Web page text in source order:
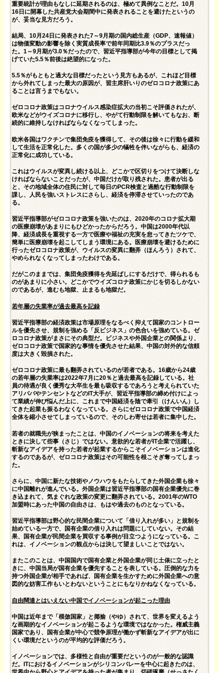
重要統計が理由もなしに延期されるのは、極めて異例なことだ。10月
16日に開幕した共産党大会期間中に発表されることを避けたというの
が、妥当な見方だろう。
結局、10月24日に発表された7～9月期の国内総生産（GDP、速報値）
は物価変動の影響を除く実質成長率で前年同期比3.9％のプラスだっ
た。1～9月期が3.0％だったので、習近平指導部が今年の目標として掲
げていた5.5％前後は絶望的になった。
5.5％がもともと過大な目標だったという見方もあるが、これほど目標
から外れてしまった最大の原因が、習主席肝いりのゼロコロナ政策にあ
ることは言うまでもない。
ゼロコロナ政策はコロナウイルス感染症拡大の当初こそ評価されたが、
欧米などがウイズコロナに移行し、やがて行動制限を解いてもなお、断
続的に維持しなければならなくなってしまった。
欧米各国はワクチンで集団免疫を獲得して、その後は徐々に行動を緩和
して生活を正常化した。多くの国が多少の犠牲を伴いながらも、経済の
正常化に成功している。
これはウイルスが変異し続ける以上、どこかで区切りをつけて決断しな
ければならないことだったが、中国だけが取り残された。患者が出る
と、その地域全体の住民に対して毎日のPCR検査と過酷な行動制限を
課し、人民を強いストレスにさらし、経済を停滞させていったのであ
る。
習近平指導部がゼロコロナ政策を強いたのは、2020年のコロナ拡大期
の医療崩壊があまりにもひどかったからだろう。中国は2000年代以
降、経済成長を重視する一方で医療や福祉の充実を怠ってきたツケで、
簡単に医療崩壊を起こしてしまう環境にある。医療崩壊を避けるために
行ったゼロコロナ政策が、ウイルスの変異に翻弄（ほんろう）されて、
やめられなくなってしまったわけである。
だがこのままでは、集団免疫獲得を先延ばしにするだけで、得られるも
のがあまりに小さい。どこかでウイズコロナ政策にかじを切るしかない
のであるが、進むも地獄、止まるも地獄だ。
若年層の失業率が過去最高を記録
習近平指導部の経済政策は市場原理をなるべく抑えて国家のコントロー
ルを優先させ、規制を強める「反ビジネス」の色合いを強めている。ゼ
ロコロナ政策がまさにその典型だ。ビジネスや外国企業との関係より、
ゼロコロナ政策で国家的な事情を優先させた結果、中国の対外的な信頼
度は大きく毀損された。
ゼロコロナ政策に最も翻弄されているのが若者である。16歳から24歳
の若年層の失業率は2022年7月に20％と過去最高を記録している。社
員の待遇が良く優秀な大卒生を最も吸収するであろうと考えられていた
アリババやテンセントなどのIT大手が、習近平指導部の締め付けによっ
て業績が伸び悩んだ上に、これまで中国経済を陰で牽引（けんいん）し
てきた起業も振るわなくなっている。さらにゼロコロナ政策で中国経済
全体を縮小させてしまっているので、そのしわ寄せは若者に集中した。
若者の就職先が狭まったことは、中国のイノベーションの将来を考えた
ときに決して些事（さじ）ではない。意欲的な若者がIT企業で活躍し、
斬新なアイデアを持った若者が起業するからこそイノベーションは進化
するのであるが、ゼロコロナ政策はその可能性を根こそぎ奪ってしまっ
た。
さらに、中国に新たな技術やノウハウをもたらしてきた外国企業も徐々
に中国離れが進んでいる。外国企業は習近平指導部の国有企業優先に巻
き込まれて、気まぐれな政策の変更に翻弄されている。2001年のWTO
加盟時にあった中国の自由さは、もはや過去のものとなっている。
習近平指導部は野心的な民間企業について「借り入れが多い」と規制を
始めている一方で、国有企業の借り入れは問題にしていない。その結
果、国有企業が民間企業を買収する事例が目立つようになっている。こ
れは、イノベーションの観点からは決して望ましいことではない。
またこのことは、中国国内で国有企業と外国企業が同じ土俵に立ったと
きに、中国当局が国有企業を優先することを表している。圧倒的な力を
持つ外国企業が相手であれば、国有企業を生かすために外国企業への意
図的な妨害工作もいとわないということにもなりかねなくなっている。
自由闊達とはいえない中国でイノベーションが起こった理由
中国は近年まで「模倣国家」と揶揄（やゆ）されて、世界を変えるよう
な画期的なイノベーションが起こるような環境ではなかった。権威主義
国家であり、国有企業が中心で競争原理が働かず斬新なアイデアが出に
くい環境だというのが平均的な評価だろう。
イノベーションでは、多様性と自由が重要だというのが一般的な認識
だ。ITにおけるイノベーションがシリコンバレーを中心に起きたのは、